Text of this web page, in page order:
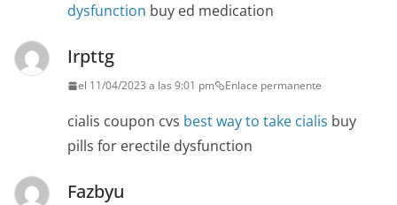
dysfunction buy ed medication
Irpttg
el 11/04/2023 a las 9:01 pm Enlace permanente
cialis coupon cvs best way to take cialis buy
pills for erectile dysfunction
Fazbyu